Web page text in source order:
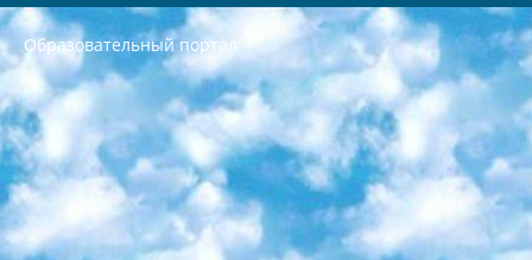
Образовательный портал
РЕСПУБЛИКА УЗБЕКИСТАН МИНИСТРЕРСТВО ДОШКОЛЬНОГО И ШКОЛЬНОГО ОБРАЗОВАНИЯ КОМАНДА в общеобразовательных учреждениях в 2023-2024 учебном году организация и проведение итоговой государственной аттестации обучающихся о Министра дошкольного и школьного образования Республики Узбекистан от 4 марта 2008 года (постановлением Минюста от 20 марта 2008 года № 1778 государственной регистрации) «Итоговое состояние учащихся общего среднего образования на основании положения об утверждении положения об аттестации общего среднего образования выпускной экзамен студентов в образовательных учреждениях в 2023-2024 учебном году В целях организации и прохождения аттестации приказываю: 1. Следующее: перечень предметов, по которым будет проводиться итоговая государственная аттестация и экзамен формы перевода согласно приложению 1; сертификаты международного образца, оценивающие уровень владения иностранными языками перечень согласно приложению 2; 2. Педагогический при специализированных образовательных учреждениях. научно-практический центр квалификации и международной оценки (Д.Давидова) 2024 г. До 25 марта: задания по предметам, по которым будет проводиться итоговая аттестация разработка и утверждение технических условий; итоговая аттестация на основании разработанного предметного задания разработка вопросов по предметам (устно и письменно), экзамен передача; общеобразовательные средние школы и специальные учебные заведения учащиеся выпускных классов школ и интернатов в агентской системе подготовка базы данных экзаменационных материалов и критериев оценки; перевод базы экзаменационных материалов на все языки обучения подать в Республиканский образовательный центр для изготовления; варианты экзаменов на основе разработанных контрольных материалов пусть будут поставлены задачи формирования. 3. Республиканский образовательный центр (Ш.Худайкулов) до 5 апреля 2024 года. до: база данных предоставленных экзаменационных материалов на все языки обучения перевод и экспертиза; для слепых, слабовидящих, глухих, слабослышащих и умственно отсталых детей учащиеся выпускных классов специализированных школ и школ-интернатов база данных экзаменационных материалов на всех преподаваемых языках подготовка критериев оценки; специализированные школы для умственно отсталых детей и технологии для учащихся выпускных классов школ-интернатов разработка соответствующих рекомендаций и критериев проведения ЕГЭ по естествознанию давать задания. 4. Педагогический при специализированных образовательных учреждениях. Научно-практический центр навыков и международной оценки (Д.Давидова), Республика образовательный центр (Худайкулов Ш.) итоговый государственный аттестационный экзамен ориентирован на творческое и логическое мышление при подготовке базы материалов учитывать введение заданий. 5. Следует отметить, что: сертификат государственного образца о знании общеобразовательного предмета и как минимум национальный уровень B1 по предметам на иностранных языках, указанным в Приложении 2. или международно признанный сертификат эквивалентного уровня студенты, изучающие определенный предмет, освобождаются от экзамена; по соответствующим предметам запланирована итоговая государственная аттестация за день до дня, путем жеребьевки Рабочей группой (в письменной форме по предметам, проводимым в форме) из числа сформированных вариантов выбрано 2 варианта; 2 выбранных варианта экзамена анонсированы на официальном сайте министерства и все выпускники по всей стране на основе этих вариантов проводит итоговую государственную аттестацию. 6. Государственное образование учащихся средних общеобразовательных учреждений. знания в соответствии с квалификационными требованиями, которые необходимо приобрести на основании стандартов итоговый (выпускной) контроль для 9 и 11 классов в целях тестирования Экзамены (далее – экзамены) состоят из предметов, перечисленных в приложении 1. будет сделано. 7. Экзамены пройдут с 26 мая по 15 июня 2024 г. (кроме науки физического воспитания). 8. Физическая для учащихся 9 классов общесредних образовательных учреждений. Экзамены по предмету «Образование, квалификация медицина» 1-6 мая 2024 года. сотрудники перевести под присмотр (с отклонениями в физическом или умственном развитии) специализированная школа для детей, школы-интернаты и со сколиозом школы-интернаты санаторного типа для больных детей исключены). 9. Он был слепым, слабовидящим и имел нарушения опорно-двигательного аппарата. экзамены в специализированных школах и интернатах для детей должны проводиться исходя из требований, предъявляемых к общеобразовательным учреждениям (физкультура кроме науки). 10. Специализированная школа для глухих и слабослышащих детей. и экзамены в интернатах и быть реализован в виде письменного теста по математике. 11. Специальность для умственно отсталых детей. Для 9 класса Родной язык и литературное письмо Государственный язык (язык обучения – узбекский). для неклассов) написано Математическое письмо Письменная/устная история Узбекистана Физическое воспитание практично Итоговый контроль Для 11 класса Написание родного языка и литературы (эссе) Математическое письмо Узбекский язык (обучение на узбекском языке) не посещающее общее среднее образование для учреждений)/Образовательное учреждение выбор письменный и устный Иностранный язык письменный/устный Письменная/устная история Узбекистана *По выбору студента:  Химия  Физика  Основы государственного права  География 10 бесплатных образовательных ресурсов - Мы составили подборку онлайн-проектов с интерактивными упражнениями, видеолекциями и статьями. Они помогут вам обрести новые и освежить старые знания бесплатно. 1. «ИНТУИТ» Старейшая образовательная площадка Рунета. Здесь вы найдёте сотни текстовых и видеокурсов на десятки различных тем — от программирования до психологии. Многие курсы подготовлены российскими университетами и крупными международными компаниями вроде Intel и Microsoft. Самостоятельное обучение бесплатное, но желающие могут оплатить услуги персональных наставников. 2. «Смартия» знакомит с актуальными профессиями и подсказывает, как им обучаться. Выбрав заинтересовавшую вас специальность — SMM-специалист, фотограф, веб-дизайнер или другую, — увидите список необходимых для неё умений. Чтобы вы могли освоить их самостоятельно, для каждого умения площадка отображает подборку ссылок на учебные материалы. Хотя «Смартия» ориентируется на русскоязычную аудиторию, часть контента всё же доступна только на английском. 3. «Лекторий Физтеха» Проект Московского физико-технического института (Физтеха). С его помощью вы можете смотреть онлайн серии лекций, записанные на видео в этом вузе. В числе доступных предметов — физика, биология, химия, информационные технологии и другие. К некоторым лекциям администрация ресурса прилагает готовые конспекты, которые можно скачивать в PDF-формате. 4. ITMOcourses Онлайн-площадка Санкт-Петербургского национального исследовательского университета информационных технологий, механики и оптики (ИТМО). Ресурс предоставляет свободный доступ к курсам, разработанным в этом вузе. Каталог материалов разбит на четыре категории: «Оптические системы и технологии», «Приборостроение и робототехника», «Информационные технологии» и «Биотехнологии». Курсы состоят из видеолекций, интерактивных демонстраций и заданий. 5. «КиберЛенинка» Электронная научная библиотека открытого доступа. Каталог площадки регулярно обрастает текстами статей из различных научных изданий. Сгруппированные по журналам и рубрикам публикации можно читать онлайн или скачивать целиком в PDF-формате. Проект нацелен на популяризацию науки за счёт открытого доступа к качественной информации. 6. «ПостНаука» На этом ресурсе публикуют подборки видеолекций, составленные экспертами из разных отраслей и объединённые общими темами. Среди них, к примеру, есть серии «Биоинформатика и геномика», «Культура средневековой Скандинавии» и Cinema Studies о теории кино. Каждая подборка лекций — логически связанная история, рассказанная экспертом от первого лица. Кроме того, на сайте появляются научно-образовательные статьи и тесты на разные темы. 7. «Newочём» Команда проекта «Newочём» отбирает самые интересные тексты из англоязычных СМИ и переводит те из них, за которые голосуют участники сообщества «ВКонтакте». По большей части это научно-популярные статьи. Редакторы придумывают лишь заголовки, в остальном содержание переводов соответствует оригиналам. Полные тексты можно читать прямо в социальной сети. 8. InternetUrok Онлайн-база материалов по основным дисциплинам школьной программы. Информация на сайте структурирована по классам, предметам и темам (урокам). Каждый урок состоит из видеолекций и конспектов. Есть также интерактивные тренажёры и тесты для закрепления пройденного материала. Даже если вы давно окончили школу, возможность повторить программу старших классов всегда может пригодиться. 9. Edutainme Ещё один ресурс об образовании. В отличие от Newtonew, как мне кажется, Edutainme больше ориентируется на представителей индустрии: педагогов, предпринимателей, разработчиков образовательных проектов. Но и любой, кто просто стремится к саморазвитию, найдёт на сайте много полезного и интересного для себя. Например, информацию о новых курсах и образовательных сервисах. 10. Newtonew Онлайн-медиа об образовании и обучении в широком смысле. Авторы Newtonew пишут об инструментах, заведениях, тактиках и стратегиях, которые помогают учить других и получать новые знания самостоятельно. На этой площадке вы найдёте новости, обзоры, аналитические мат